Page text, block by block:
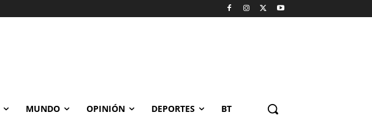
MUNDO OPINIÓN DEPORTES BT